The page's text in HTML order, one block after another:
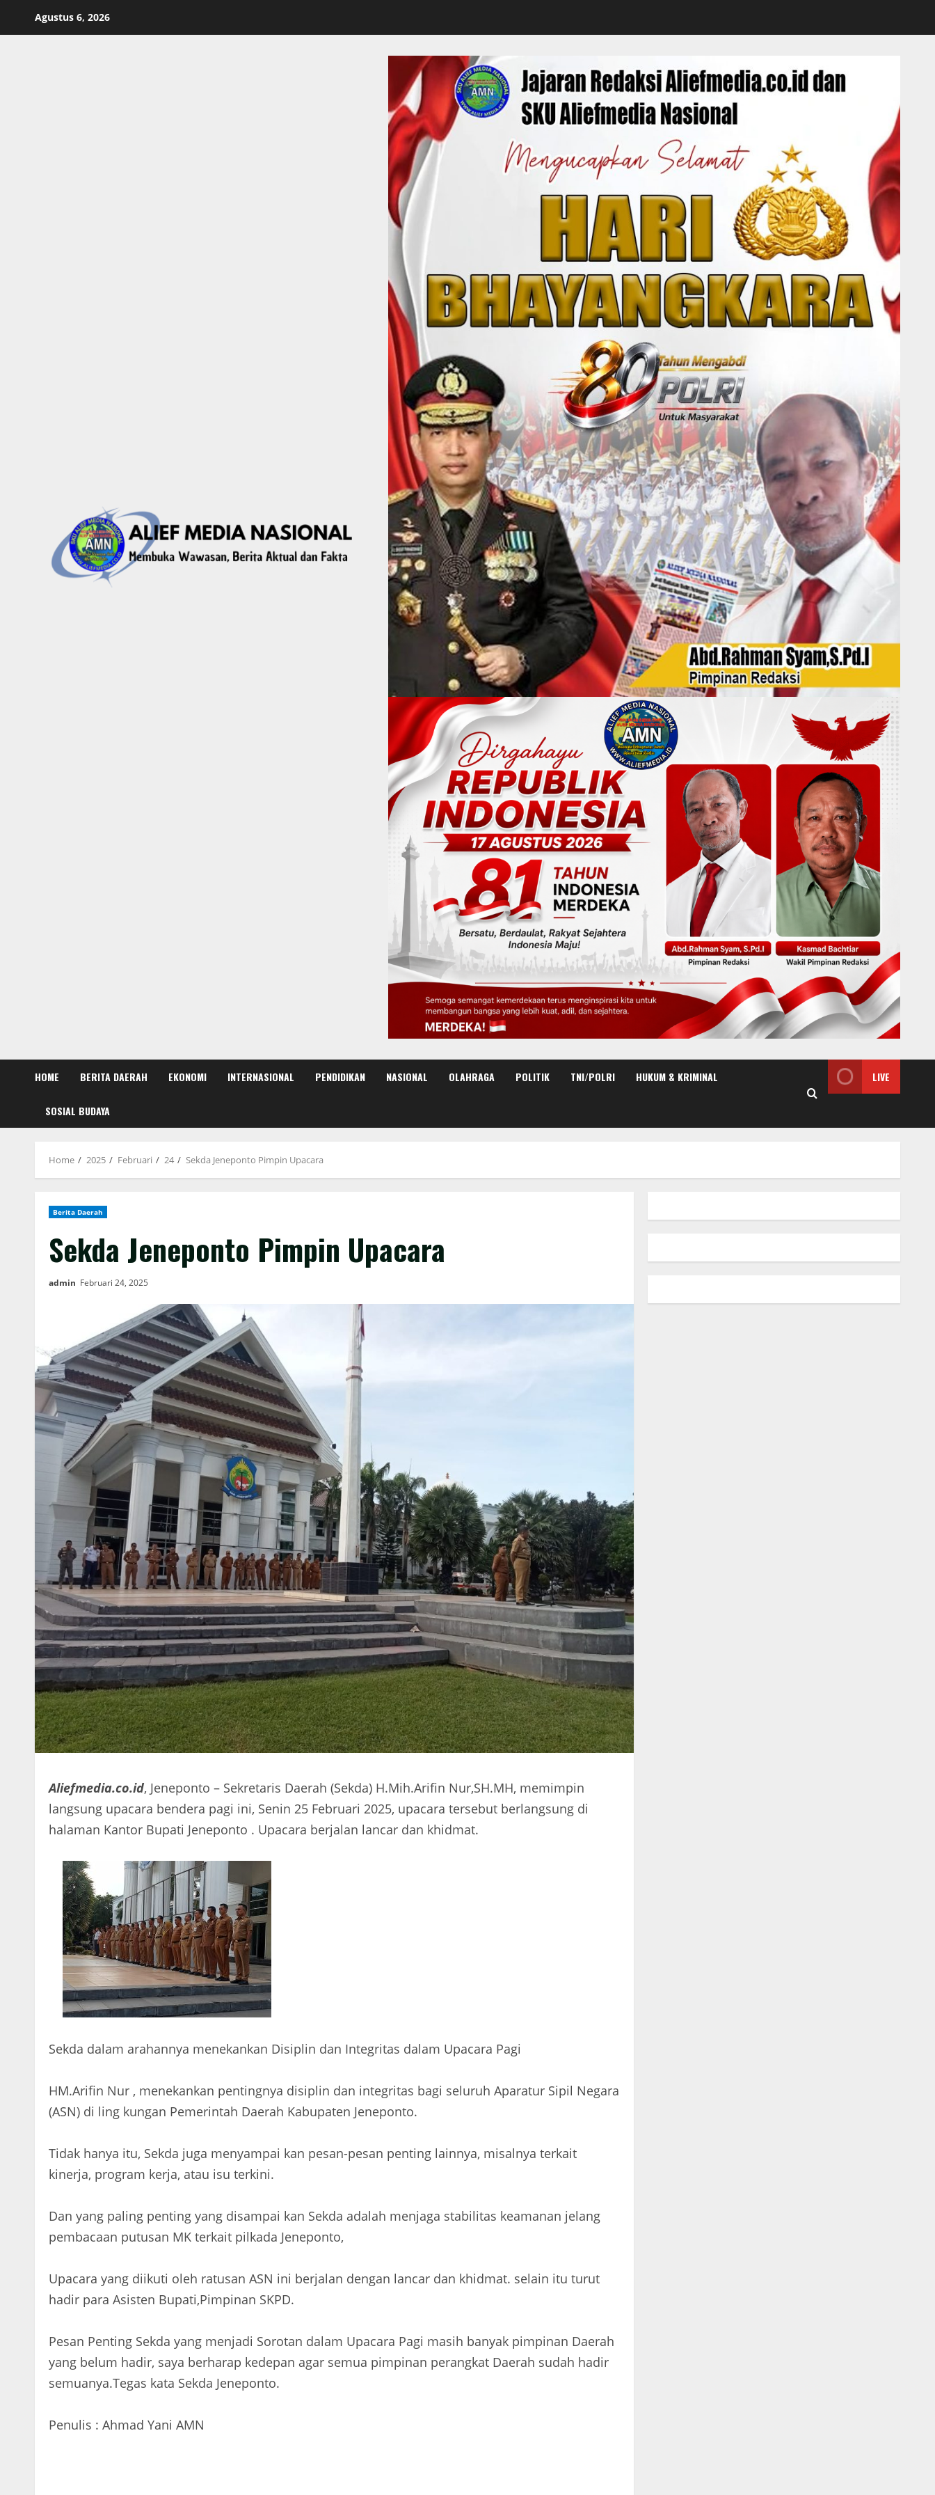
Agustus 6, 2026
HOME BERITA DAERAH EKONOMI INTERNASIONAL PENDIDIKAN NASIONAL OLAHRAGA POLITIK TNI/POLRI HUKUM & KRIMINAL
SOSIAL BUDAYA
LIVE
Home 2025 Februari 24 Sekda Jeneponto Pimpin Upacara
Berita Daerah
Sekda Jeneponto Pimpin Upacara
admin Februari 24, 2025
Aliefmedia.co.id, Jeneponto – Sekretaris Daerah (Sekda) H.Mih.Arifin Nur,SH.MH, memimpin
langsung upacara bendera pagi ini, Senin 25 Februari 2025, upacara tersebut berlangsung di
halaman Kantor Bupati Jeneponto . Upacara berjalan lancar dan khidmat.
Sekda dalam arahannya menekankan Disiplin dan Integritas dalam Upacara Pagi
HM.Arifin Nur , menekankan pentingnya disiplin dan integritas bagi seluruh Aparatur Sipil Negara
(ASN) di ling kungan Pemerintah Daerah Kabupaten Jeneponto.
Tidak hanya itu, Sekda juga menyampai kan pesan-pesan penting lainnya, misalnya terkait
kinerja, program kerja, atau isu terkini.
Dan yang paling penting yang disampai kan Sekda adalah menjaga stabilitas keamanan jelang
pembacaan putusan MK terkait pilkada Jeneponto,
Upacara yang diikuti oleh ratusan ASN ini berjalan dengan lancar dan khidmat. selain itu turut
hadir para Asisten Bupati,Pimpinan SKPD.
Pesan Penting Sekda yang menjadi Sorotan dalam Upacara Pagi masih banyak pimpinan Daerah
yang belum hadir, saya berharap kedepan agar semua pimpinan perangkat Daerah sudah hadir
semuanya.Tegas kata Sekda Jeneponto.
Penulis : Ahmad Yani AMN